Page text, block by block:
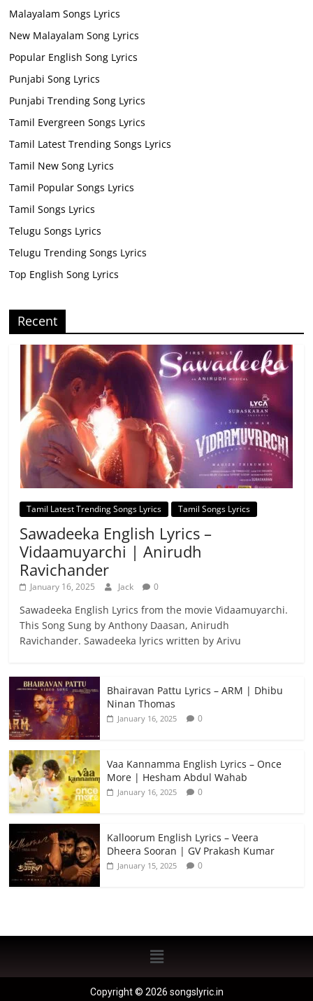
Malayalam Songs Lyrics
New Malayalam Song Lyrics
Popular English Song Lyrics
Punjabi Song Lyrics
Punjabi Trending Song Lyrics
Tamil Evergreen Songs Lyrics
Tamil Latest Trending Songs Lyrics
Tamil New Song Lyrics
Tamil Popular Songs Lyrics
Tamil Songs Lyrics
Telugu Songs Lyrics
Telugu Trending Songs Lyrics
Top English Song Lyrics
Recent
Tamil Latest Trending Songs Lyrics Tamil Songs Lyrics
Sawadeeka English Lyrics –
Vidaamuyarchi | Anirudh
Ravichander
January 16, 2025 Jack 0
Sawadeeka English Lyrics from the movie Vidaamuyarchi.
This Song Sung by Anthony Daasan, Anirudh
Ravichander. Sawadeeka lyrics written by Arivu
Bhairavan Pattu Lyrics – ARM | Dhibu
Ninan Thomas
January 16, 2025 0
Vaa Kannamma English Lyrics – Once
More | Hesham Abdul Wahab
January 16, 2025 0
Kalloorum English Lyrics – Veera
Dheera Sooran | GV Prakash Kumar
January 15, 2025 0
Copyright © 2026 songslyric.in